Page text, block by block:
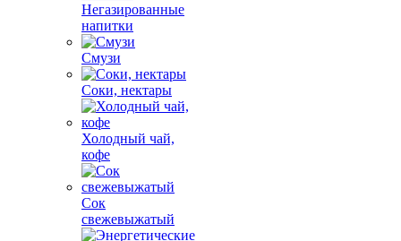
Негазированные
напитки
Смузи
Соки, нектары
Холодный чай,
кофе
Сок
свежевыжатый